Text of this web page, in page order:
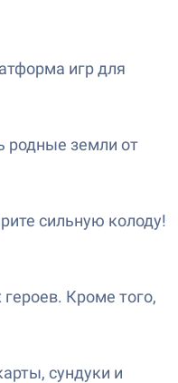
игр для
родные земли от
сильную колоду!
Кроме того,
сундуки и